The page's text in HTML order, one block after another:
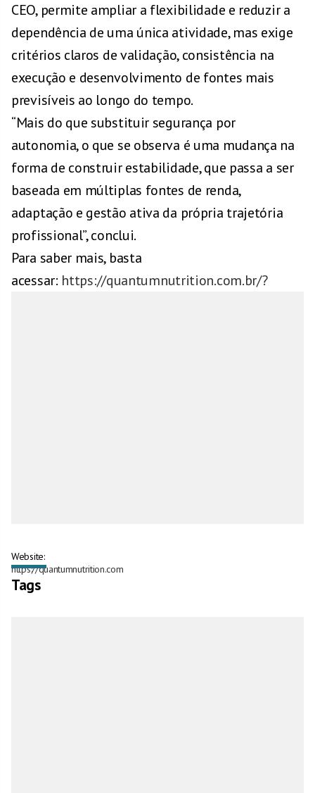
CEO, permite ampliar a flexibilidade e reduzir a
dependência de uma única atividade, mas exige
critérios claros de validação, consistência na
execução e desenvolvimento de fontes mais
previsíveis ao longo do tempo.
“Mais do que substituir segurança por
autonomia, o que se observa é uma mudança na
forma de construir estabilidade, que passa a ser
baseada em múltiplas fontes de renda,
adaptação e gestão ativa da própria trajetória
profissional”, conclui.
Para saber mais, basta
acessar: https://quantumnutrition.com.br/?
Website:
https://quantumnutrition.com
Tags